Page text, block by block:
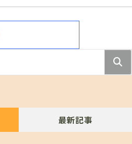
最新記事